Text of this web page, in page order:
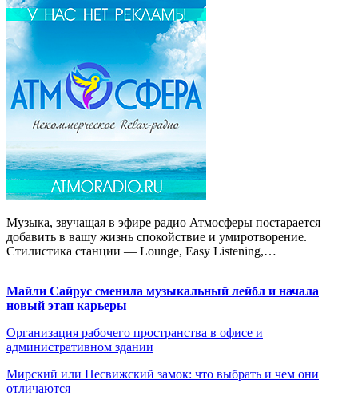
Музыка, звучащая в эфире радио Атмосферы постарается
добавить в вашу жизнь спокойствие и умиротворение.
Стилистика станции — Lounge, Easy Listening,…
Майли Сайрус сменила музыкальный лейбл и начала
новый этап карьеры
Организация рабочего пространства в офисе и
административном здании
Мирский или Несвижский замок: что выбрать и чем они
отличаются